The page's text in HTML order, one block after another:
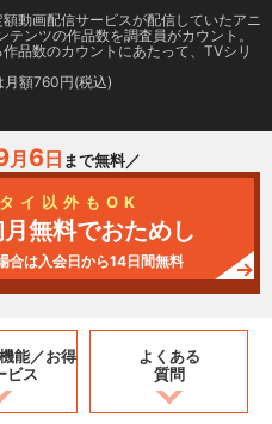
動画配信サービスが配信していたアニ
ンツの作品数を調査員がカウント。
品数のカウントにあたって、TVシリ
月額760円(税込)
月 6日 まで無料／
イ以外もOK
無料でおためし
合は入会日から14日間無料
能／お得
ビス
よくある
質問